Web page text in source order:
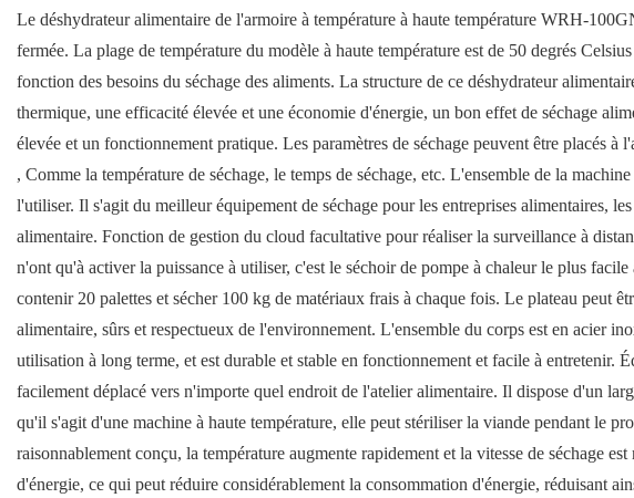
Le déshydrateur alimentaire de l'armoire à température à haute température WRH-
fermée. La plage de température du modèle à haute température est de 50 degrés
fonction des besoins du séchage des aliments. La structure de ce déshydrateur
thermique, une efficacité élevée et une économie d'énergie, un bon effet de séchage
élevée et un fonctionnement pratique. Les paramètres de séchage peuvent être placés à
, Comme la température de séchage, le temps de séchage, etc. L'ensemble de la
l'utiliser. Il s'agit du meilleur équipement de séchage pour les entreprises alimentaires,
alimentaire. Fonction de gestion du cloud facultative pour réaliser la surveillance à
n'ont qu'à activer la puissance à utiliser, c'est le séchoir de pompe à chaleur le plus
contenir 20 palettes et sécher 100 kg de matériaux frais à chaque fois. Le plateau peut
alimentaire, sûrs et respectueux de l'environnement. L'ensemble du corps est en acier
utilisation à long terme, et est durable et stable en fonctionnement et facile à entretenir.
facilement déplacé vers n'importe quel endroit de l'atelier alimentaire. Il dispose d'un
qu'il s'agit d'une machine à haute température, elle peut stériliser la viande pendant le
raisonnablement conçu, la température augmente rapidement et la vitesse de séchage
d'énergie, ce qui peut réduire considérablement la consommation d'énergie, réduisant